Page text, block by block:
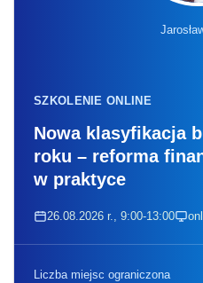
SZKOLENIE ONLINE
Nowa klasyfikacja
roku – reforma
w praktyce
26.08.2026 r., 9:00-13:00
Liczba miejsc ograniczona